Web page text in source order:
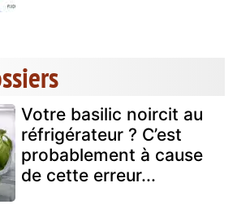
Votre basilic noircit au
réfrigérateur ? C’est
probablement à cause
de cette erreur...